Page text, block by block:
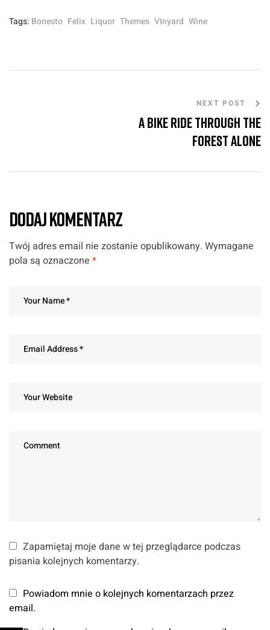
Tags: Bonesto Felix Liquor Themes VInyard Wine
NEXT POST
A bike ride through the
forest alone
DODAJ KOMENTARZ
Twój adres email nie zostanie opublikowany. Wymagane
pola są oznaczone *
Zapamiętaj moje dane w tej przeglądarce podczas
pisania kolejnych komentarzy.
Powiadom mnie o kolejnych komentarzach przez
email.